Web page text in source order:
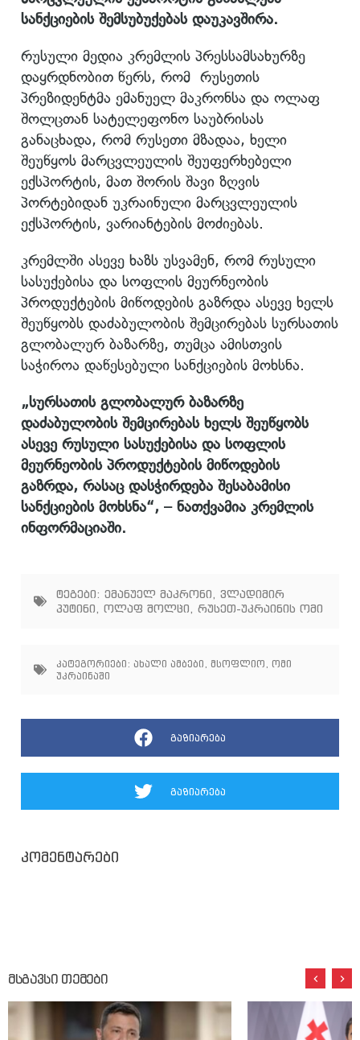
სანქციების შემსუბუქებას დაუკავშირა.
რუსული მედია კრემლის პრესსამსახურზე
დაყრდნობით წერს, რომ რუსეთის
პრეზიდენტმა ემანუელ მაკრონსა და ოლაფ
შოლცთან სატელეფონო საუბრისას
განაცხადა, რომ რუსეთი მზადაა, ხელი
შეუწყოს მარცვლეულის შეუფერხებელი
ექსპორტის, მათ შორის შავი ზღვის
პორტებიდან უკრაინული მარცვლეულის
ექსპორტის, ვარიანტების მოძიებას.
კრემლში ასევე ხაზს უსვამენ, რომ რუსული
სასუქებისა და სოფლის მეურნეობის
პროდუქტების მიწოდების გაზრდა ასევე ხელს
შეუწყობს დაძაბულობის შემცირებას სურსათის
გლობალურ ბაზარზე, თუმცა ამისთვის
საჭიროა დაწესებული სანქციების მოხსნა.
„სურსათის გლობალურ ბაზარზე
დაძაბულობის შემცირებას ხელს შეუწყობს
ასევე რუსული სასუქებისა და სოფლის
მეურნეობის პროდუქტების მიწოდების
გაზრდა, რასაც დასჭირდება შესაბამისი
სანქციების მოხსნა“, – ნათქვამია კრემლის
ინფორმაციაში.
ტეგები: ემანუელ მაკრონი, ვლადიმირ
პუტინი, ოლაფ შოლცი, რუსეთ-უკრაინის ომი
კატეგორიები: ახალი ამბები , მსოფლიო , ომი
უკრაინაში
გაზიარება
გაზიარება
კომენტარები
მსგავსი თემები